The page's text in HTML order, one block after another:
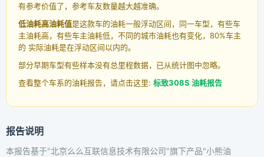
有参考价值了，参考车友数量越大越准确。
低油耗高油耗值是这款车的油耗一般浮动区间，同一车型，有些车
主油耗高，有些车主油耗低，不同的城市油耗也有变化，80%车主
的 实际油耗是在浮动区间以内的。
部分早期车型有些样本没有总里程数据，已从统计图中忽略。
查看整个车系的油耗报告，请点击这里: 标致308S 油耗报告
报告说明
本报告基于"北京么么互联信息技术有限公司"旗下产品"小熊油